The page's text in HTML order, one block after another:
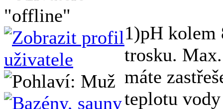
1)pH kolem
trosku.
máte
teplotu